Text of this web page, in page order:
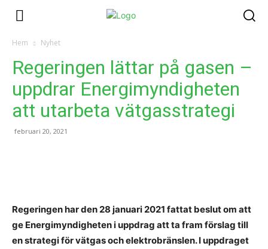
Hem Nyhet
Regeringen lättar på gasen –
uppdrar Energimyndigheten
att utarbeta vätgasstrategi
februari 20, 2021
Regeringen har den 28 januari 2021 fattat beslut om att
ge Energimyndigheten i uppdrag att ta fram förslag till
en strategi för vätgas och elektrobränslen. I uppdraget